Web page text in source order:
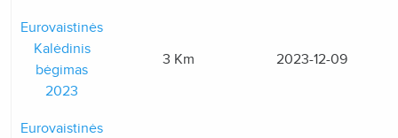
Eurovaistinės
Kalėdinis
bėgimas
2023
3 Km 2023-12-09
Eurovaistinės